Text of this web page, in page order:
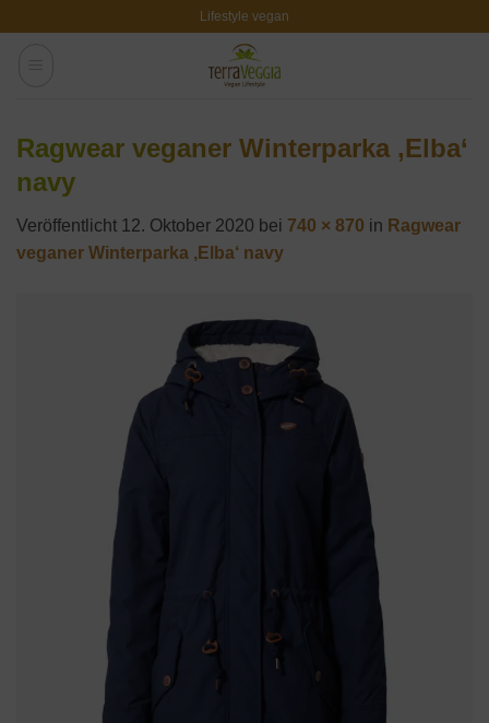
Lifestyle vegan
Ragwear veganer Winterparka ‚Elba‘
navy
Veröffentlicht 12. Oktober 2020 bei 740 × 870 in Ragwear
veganer Winterparka ‚Elba‘ navy